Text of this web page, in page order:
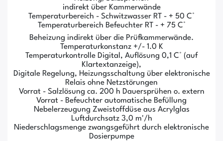
indirekt über Kammerwände
Temperaturbereich - Schwitzwasser RT - + 50 C°
Temperaturbereich Befeuchter RT - + 75 C°
Beheizung indirekt über die Prüfkammerwände.
Temperaturkonstanz +/- 1.0 K
Temperaturkontrolle Digital, Auflösung 0,1 C° (auf
Klartextanzeige),
Digitale Regelung, Heizungsschaltung über elektronische
Relais ohne Netzstörungen
Vorrat - Salzlösung ca. 200 h Dauersprühen o. extern
Vorrat - Befeuchter automatische Befüllung
Nebelerzeugung Zweistoffdüse aus Acrylglas
Luftdurchsatz 3,0 m'/h
Niederschlagsmenge zwangsgeführt durch elektronische
Dosierpumpe